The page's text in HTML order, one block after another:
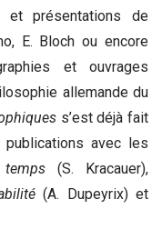
présentations de
E. Bloch ou encore
et ouvrages
allemande du
s’est déjà fait
avec les
(S. Kracauer),
(A. Dupeyrix) et